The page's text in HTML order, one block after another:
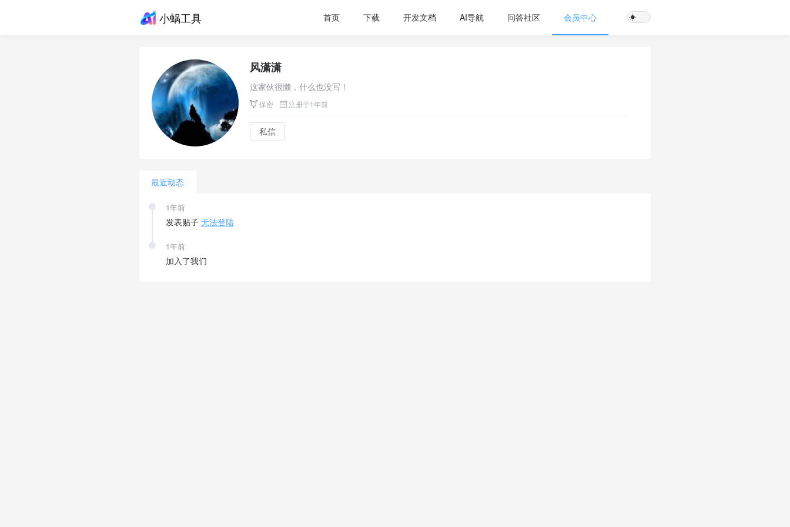
小蜗工具 首页 下载 开发文档 AI导航 问答社区 会员中心
风潇潇
这家伙很懒，什么也没写！
保密 注册于1年前
私信
最近动态
1年前
发表贴子无法登陆
1年前
加入了我们